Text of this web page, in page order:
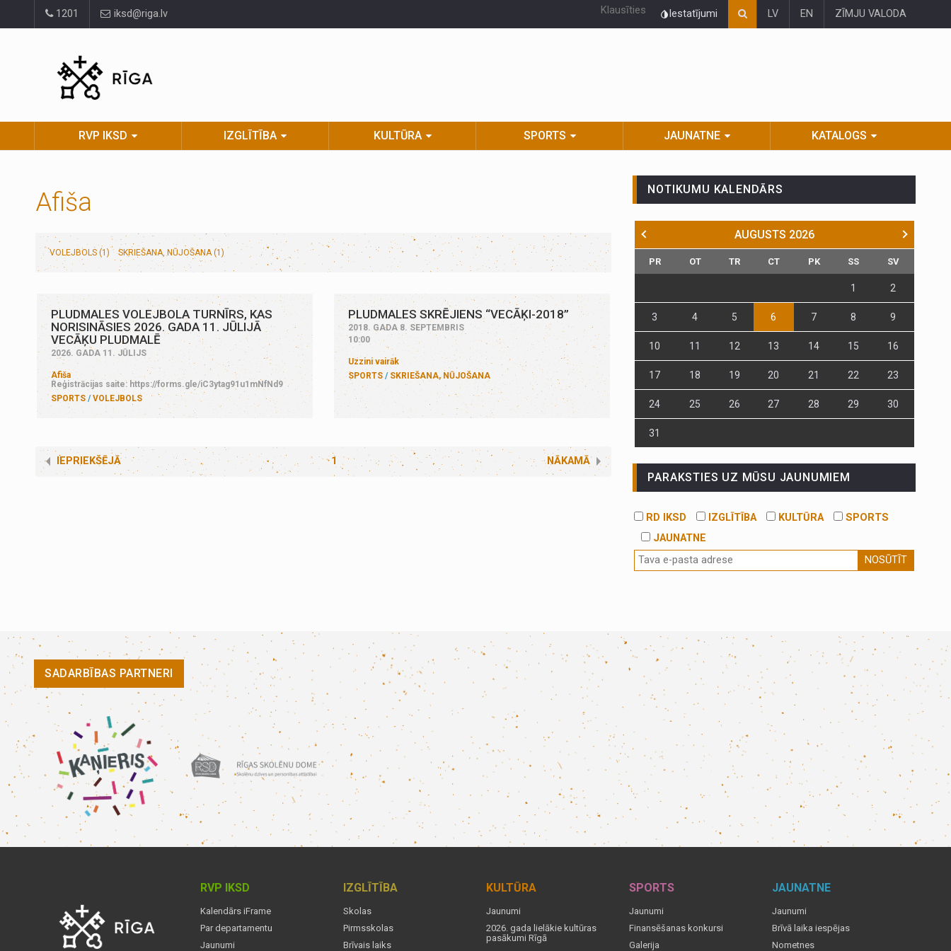
1201 iksd@riga.lv Klausīties Iestatījumi LV EN ZĪMJU VALODA
RVP IKSD IZGLĪTĪBA KULTŪRA SPORTS JAUNATNE KATALOGS
Afiša
VOLEJBOLS (1) SKRIEŠANA, NŪJOŠANA (1)
PLUDMALES VOLEJBOLA TURNĪRS, KAS
NORISINĀSIES 2026. GADA 11. JŪLIJĀ
VECĀĶU PLUDMALĒ
2026. GADA 11. JŪLIJS
Afiša
Reģistrācijas saite: https://forms.gle/iC3ytag91u1mNfNd9
SPORTS
VOLEJBOLS
PLUDMALES SKRĒJIENS “VECĀĶI-2018”
2018. GADA 8. SEPTEMBRIS
10:00
Uzzini vairāk
SPORTS
SKRIEŠANA, NŪJOŠANA
IEPRIEKŠĒJĀ 1 NĀKAMĀ
NOTIKUMU KALENDĀRS
AUGUSTS 2026
PR OT TR CT PK SS SV
1 2
3 4 5 6 7 8 9
10 11 12 13 14 15 16
17 18 19 20 21 22 23
24 25 26 27 28 29 30
31
PARAKSTIES UZ MŪSU JAUNUMIEM
RD IKSD IZGLĪTĪBA KULTŪRA
SPORTS
JAUNATNE
NOSŪTĪT
SADARBĪBAS PARTNERI
RVP IKSD
Kalendārs iFrame
Par departamentu
Jaunumi
IZGLĪTĪBA
Skolas
Pirmsskolas
Brīvais laiks
KULTŪRA
Jaunumi
2026. gada lielākie kultūras
pasākumi Rīgā
SPORTS
Jaunumi
Finansēšanas konkursi
Galerija
JAUNATNE
Jaunumi
Brīvā laika iespējas
Nometnes